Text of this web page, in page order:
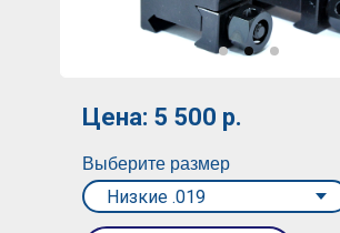
Выберите размер
Цена: 5 500 р.